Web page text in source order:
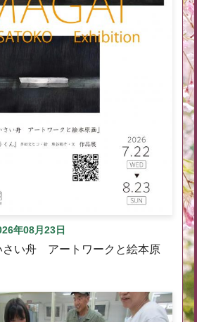
年08月23日
さい舟 アートワークと絵本原